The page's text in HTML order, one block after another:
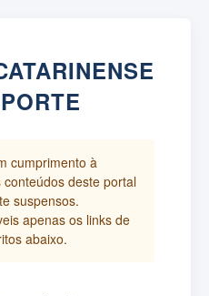
cumprimento à
deste portal
suspensos.
apenas os links de
abaixo.